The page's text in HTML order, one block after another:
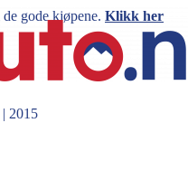
gode kjøpene. Klikk her
2015